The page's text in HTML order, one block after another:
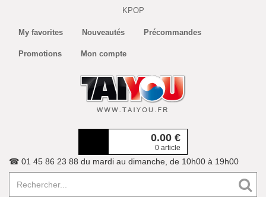
KPOP
My favorites Nouveautés Précommandes
Promotions Mon compte
0.00 €
0 article
☎ 01 45 86 23 88 du mardi au dimanche, de 10h00 à 19h00